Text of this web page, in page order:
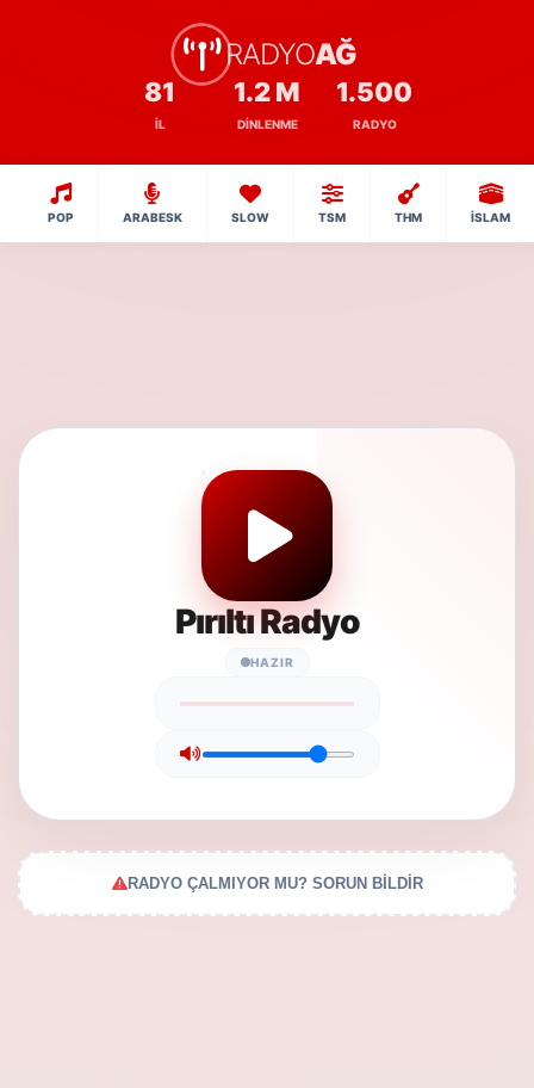
RADYOAĞ
81
İL
1.2 M
DINLENME
1.500
RADYO
POP ARABESK SLOW TSM THM İSLAM
Pırıltı Radyo
HAZIR
RADYO ÇALMIYOR MU? SORUN BİLDİR